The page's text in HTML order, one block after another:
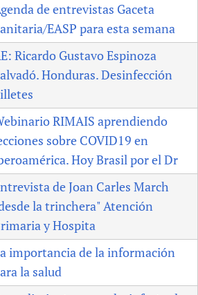
de entrevistas Gaceta
EASP para esta semana
Ricardo Gustavo Espinoza
Honduras. Desinfección
RIMAIS aprendiendo
sobre COVID19 en
Hoy Brasil por el Dr
de Joan Carles March
la trinchera" Atención
y Hospita
importancia de la información
la salud